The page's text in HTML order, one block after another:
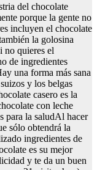
del chocolate
porque la gente no
incluyen el chocolate
la golosina
no quieres el
de ingredientes
una forma más sana
y los belgas
casero es la
con leche
para la saludAl hacer
sólo obtendrá la
ingredientes de
es su mejor
y te da un buen